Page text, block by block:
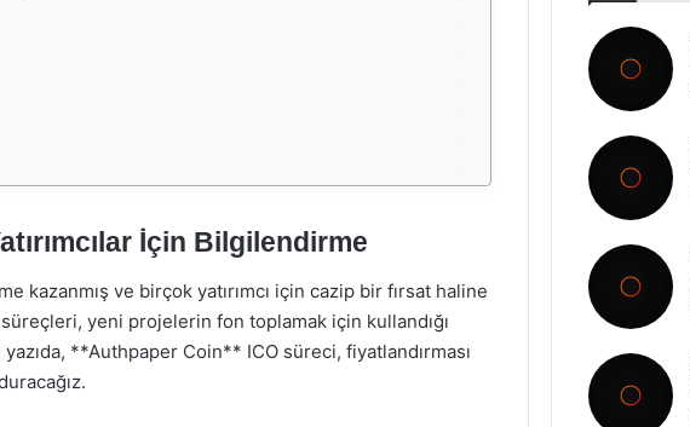
İçin Bilgilendirme
kazanmış ve birçok yatırımcı için cazip bir fırsat haline
yeni projelerin fon toplamak için kullandığı
**Authpaper Coin** ICO süreci, fiyatlandırması